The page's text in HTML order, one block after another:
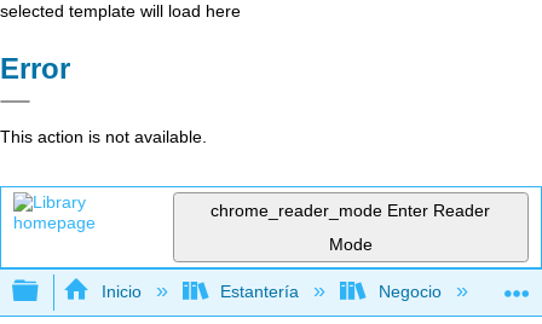
selected template will load here
Error
This action is not available.
chrome_reader_mode Enter Reader
Mode
Expandir/contraer jerarquía global
Inicio Estantería Negocio